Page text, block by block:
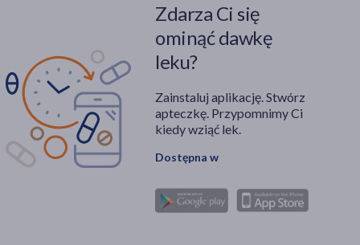
Zdarza Ci się
ominąć dawkę
leku?
Zainstaluj aplikację. Stwórz
apteczkę. Przypomnimy Ci
kiedy wziąć lek.
Dostępna w